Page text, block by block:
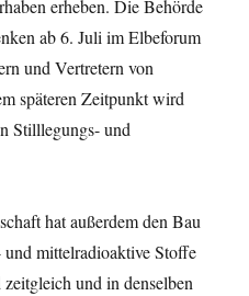
erheben. Die Behörde
ab 6. Juli im Elbeforum
und Vertretern von
späteren Zeitpunkt wird
Stilllegungs- und
hat außerdem den Bau
mittelradioaktive Stoffe
und in denselben